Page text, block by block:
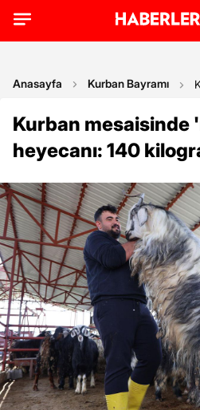
Anasayfa Kurban Bayramı
Kurban mesaisinde
heyecanı: 140